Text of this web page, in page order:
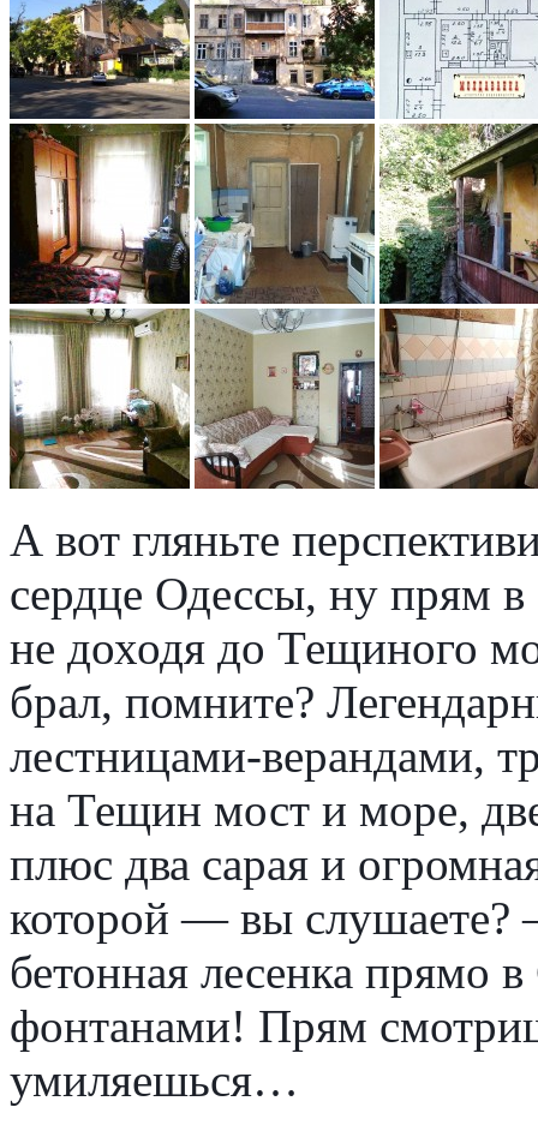
А вот гляньте
сердце Одессы, ну прям
не доходя до Тещиного
брал, помните?
лестницами-верандами,
на Тещин мост и море,
плюс два сарая и
которой — вы слушаете?
бетонная лесенка прямо
фонтанами! Прям
умиляешься…